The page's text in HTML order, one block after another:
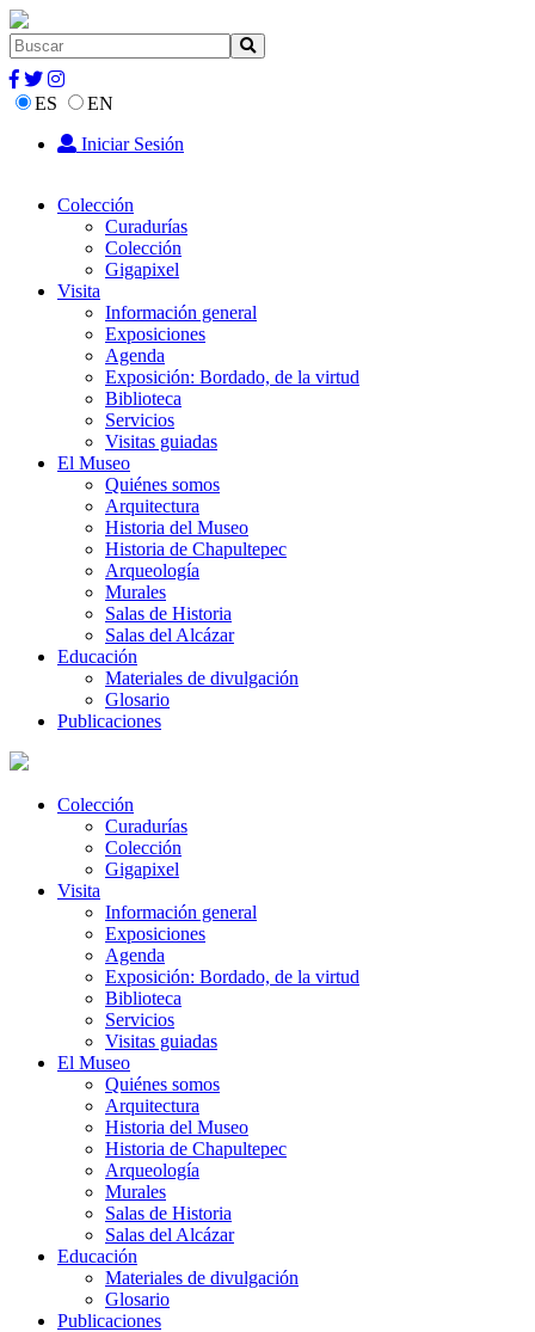
ES
EN
Iniciar Sesión
Colección
Curadurías
Colección
Gigapixel
Visita
Información general
Exposiciones
Agenda
Exposición: Bordado, de la virtud
Biblioteca
Servicios
Visitas guiadas
El Museo
Quiénes somos
Arquitectura
Historia del Museo
Historia de Chapultepec
Arqueología
Murales
Salas de Historia
Salas del Alcázar
Educación
Materiales de divulgación
Glosario
Publicaciones
Colección
Curadurías
Colección
Gigapixel
Visita
Información general
Exposiciones
Agenda
Exposición: Bordado, de la virtud
Biblioteca
Servicios
Visitas guiadas
El Museo
Quiénes somos
Arquitectura
Historia del Museo
Historia de Chapultepec
Arqueología
Murales
Salas de Historia
Salas del Alcázar
Educación
Materiales de divulgación
Glosario
Publicaciones